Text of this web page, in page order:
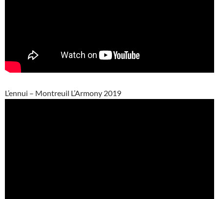
L’ennui – Montreuil L’Armony 2019